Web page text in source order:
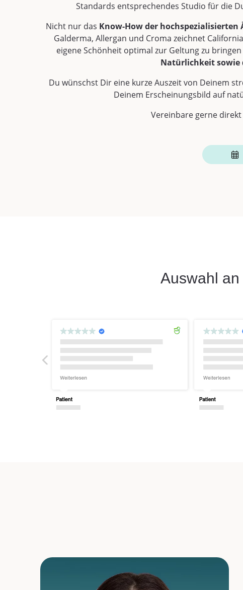
Standards entsprechendes Studio für die
Nicht nur das Know-How der hochspezialisierten
Galderma, Allergan und Croma zeichnet
eigene Schönheit optimal zur Geltung zu
Natürlichkeit sowie
Du wünschst Dir eine kurze Auszeit von Deinem
Deinem Erscheinungsbild auf
Vereinbare gerne
Auswahl